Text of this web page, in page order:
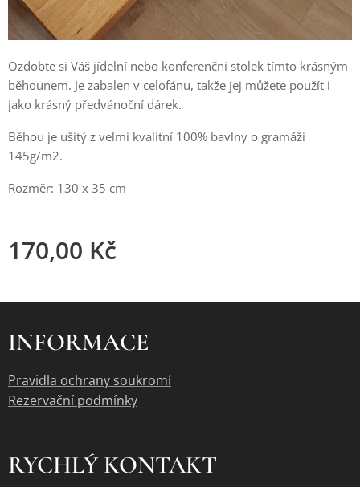
Ozdobte si Váš jídelní nebo konferenční stolek tímto krásným
běhounem. Je zabalen v celofánu, takže jej můžete použít i
jako krásný předvánoční dárek.
Běhou je ušitý z velmi kvalitní 100% bavlny o gramáži
145g/m2.
Rozměr: 130 x 35 cm
170,00 Kč
INFORMACE
Pravidla ochrany soukromí
Rezervační podmínky
RYCHLÝ KONTAKT